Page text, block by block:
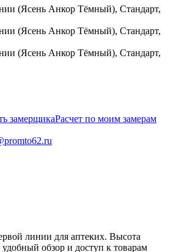
замерщикаРасчет по моим замерам
линии для аптеких. Высота
обзор и доступ к товарам